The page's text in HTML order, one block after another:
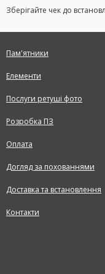
Зберігайте чек до
Пам'ятники
Елементи
Послуги ретуші фото
Розробка ПЗ
Оплата
Догляд за похованнями
Доставка та встановлення
Контакти